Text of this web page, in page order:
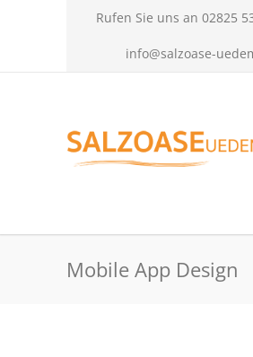
Rufen Sie uns an 02825
info@salzoase-
Mobile App Design